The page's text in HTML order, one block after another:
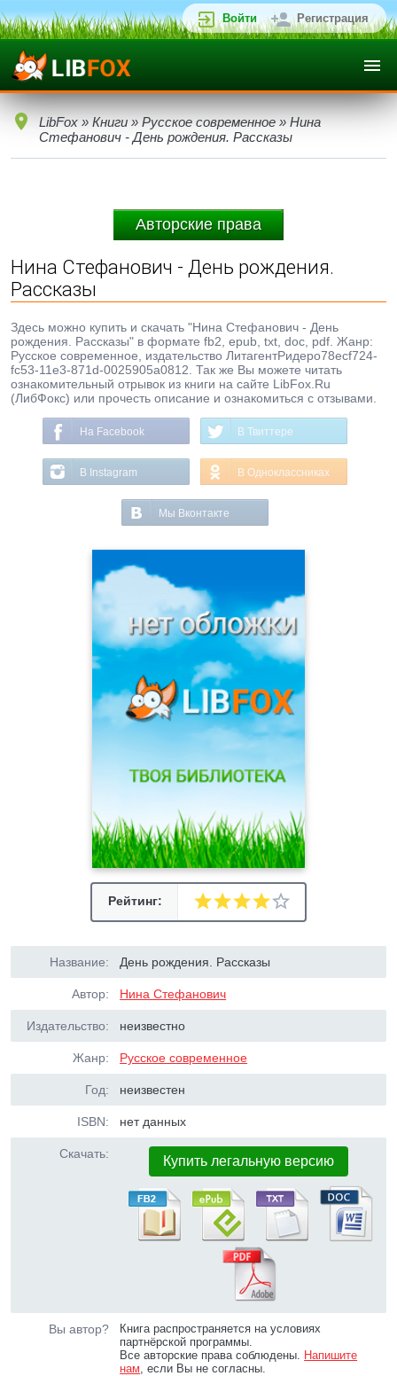
Войти Регистрация
LibFox » Книги » Русское современное » Нина
Стефанович - День рождения. Рассказы
Авторские права
Нина Стефанович - День рождения.
Рассказы
Здесь можно купить и скачать "Нина Стефанович - День
рождения. Рассказы" в формате fb2, epub, txt, doc, pdf. Жанр:
Русское современное, издательство ЛитагентРидеро78ecf724-
fc53-11e3-871d-0025905a0812. Так же Вы можете читать
ознакомительный отрывок из книги на сайте LibFox.Ru
(ЛибФокс) или прочесть описание и ознакомиться с отзывами.
На Facebook В Твиттере
В Instagram В Одноклассниках
Мы Вконтакте
Рейтинг:
Название: День рождения. Рассказы
Автор: Нина Стефанович
Издательство: неизвестно
Жанр: Русское современное
Год: неизвестен
ISBN: нет данных
Скачать: Купить легальную версию
Вы автор?
Книга распространяется на условиях
партнёрской программы.
Все авторские права соблюдены. Напишите
нам, если Вы не согласны.